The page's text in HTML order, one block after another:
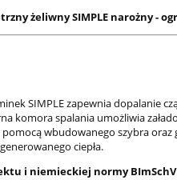
żeliwny SIMPLE narożny -
SIMPLE zapewnia dopalanie
komora spalania umożliwia
wbudowanego szybra
ciepła.
i niemieckiej normy BImSchV